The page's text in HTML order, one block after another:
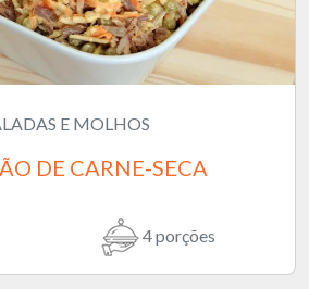
E MOLHOS
DE CARNE-SECA
4 porções